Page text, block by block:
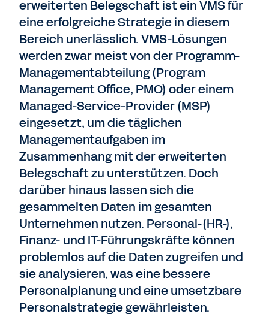
erweiterten Belegschaft ist ein VMS für
eine erfolgreiche Strategie in diesem
Bereich unerlässlich. VMS-Lösungen
werden zwar meist von der Programm-
Managementabteilung (Program
Management Office, PMO) oder einem
Managed-Service-Provider (MSP)
eingesetzt, um die täglichen
Managementaufgaben im
Zusammenhang mit der erweiterten
Belegschaft zu unterstützen. Doch
darüber hinaus lassen sich die
gesammelten Daten im gesamten
Unternehmen nutzen. Personal-(HR-),
Finanz- und IT-Führungskräfte können
problemlos auf die Daten zugreifen und
sie analysieren, was eine bessere
Personalplanung und eine umsetzbare
Personalstrategie gewährleisten.